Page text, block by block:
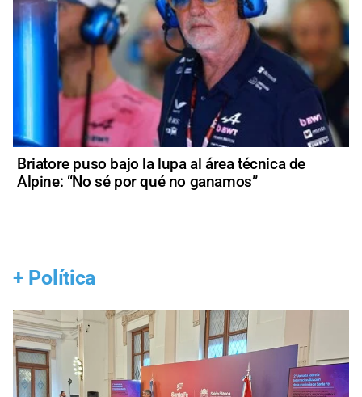
Briatore puso bajo la lupa al área técnica de
Alpine: “No sé por qué no ganamos”
+ Política